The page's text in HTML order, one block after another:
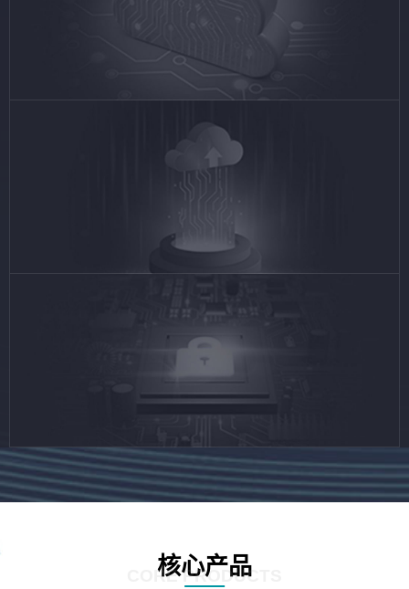
核心产品
CORE PRODUCTS